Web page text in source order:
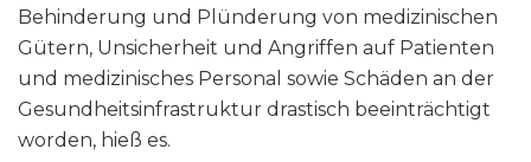
Behinderung und Plünderung von medizinischen
Gütern, Unsicherheit und Angriffen auf Patienten
und medizinisches Personal sowie Schäden an der
Gesundheitsinfrastruktur drastisch beeinträchtigt
worden, hieß es.